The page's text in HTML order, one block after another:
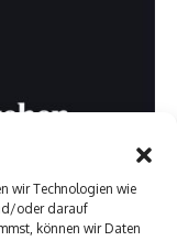
wir Technologien wie
oder darauf
können wir Daten